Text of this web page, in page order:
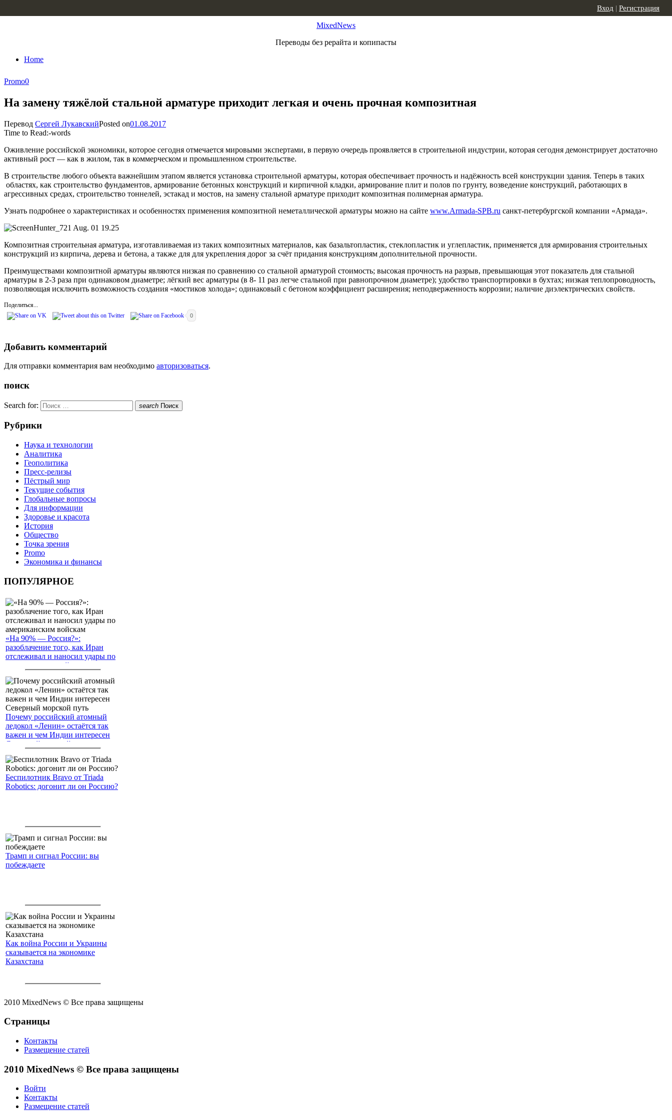
MixedNews
Переводы без рерайта и копипасты
Home
Вход | Регистрация
Promo0
На замену тяжёлой стальной арматуре приходит легкая и очень прочная композитная
Перевод Сергей ЛукавскийPosted on01.08.2017
Time to Read:-words
Оживление российской экономики, которое сегодня отмечается мировыми экспертами, в первую очередь проявляется в строительной индустрии, которая сегодня демонстрирует достаточно
активный рост — как в жилом, так в коммерческом и промышленном строительстве.
В строительстве любого объекта важнейшим этапом является установка строительной арматуры, которая обеспечивает прочность и надёжность всей конструкции здания. Теперь в таких
областях, как строительство фундаментов, армирование бетонных конструкций и кирпичной кладки, армирование плит и полов по грунту, возведение конструкций, работающих в
агрессивных средах, строительство тоннелей, эстакад и мостов, на замену стальной арматуре приходит композитная полимерная арматура.
Узнать подробнее о характеристиках и особенностях применения композитной неметаллической арматуры можно на сайте www.Armada-SPB.ru санкт-петербургской компании «Армада».
Композитная строительная арматура, изготавливаемая из таких композитных материалов, как базальтопластик, стеклопластик и углепластик, применяется для армирования строительных
конструкций из кирпича, дерева и бетона, а также для для укрепления дорог за счёт придания конструкциям дополнительной прочности.
Преимуществами композитной арматуры являются низкая по сравнению со стальной арматурой стоимость; высокая прочность на разрыв, превышающая этот показатель для стальной
арматуры в 2-3 раза при одинаковом диаметре; лёгкий вес арматуры (в 8- 11 раз легче стальной при равнопрочном диаметре); удобство транспортировки в бухтах; низкая теплопроводность,
позволяющая исключить возможность создания «мостиков холода»; одинаковый с бетоном коэффициент расширения; неподверженность коррозии; наличие диэлектрических свойств.
Поделиться...
0
Добавить комментарий
Для отправки комментария вам необходимо авторизоваться.
поиск
Search for: search Поиск
Рубрики
Наука и технологии
Аналитика
Геополитика
Пресс-релизы
Пёстрый мир
Текущие события
Глобальные вопросы
Для информации
Здоровье и красота
История
Общество
Точка зрения
Promo
Экономика и финансы
ПОПУЛЯРНОЕ
«На 90% — Россия?»:
разоблачение того, как Иран
отслеживал и наносил удары по
американским войскам
Почему российский атомный
ледокол «Ленин» остаётся так
важен и чем Индии интересен
Северный морской путь
Беспилотник Bravo от Triada
Robotics: догонит ли он Россию?
Трамп и сигнал России: вы
побеждаете
Как война России и Украины
сказывается на экономике
Казахстана
2010 MixedNews © Все права защищены
Страницы
Контакты
Размещение статей
2010 MixedNews © Все права защищены
Войти
Контакты
Размещение статей